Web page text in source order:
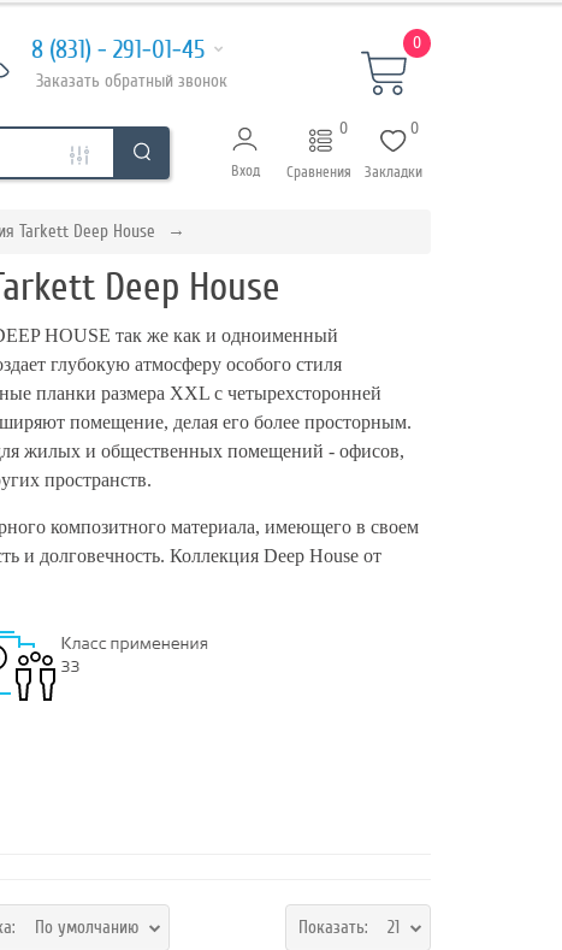
8 (831) - 291-01-45
Заказатьобратныйзвонок
0
0
Закладки
0
Сравнения
Вход
Tarkett Deep House
Deep House
HOUSE так же как и одноименный
глубокую атмосферу особого стиля
планки размера XXL с четырехсторонней
помещение, делая его более просторным.
жилых и общественных помещений - офисов,
пространств.
композитного материала, имеющего в своем
и долговечность. Коллекция Deep House от
Показать: 21
По умолчанию